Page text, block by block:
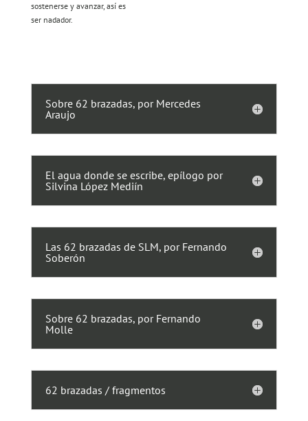
sostenerse y avanzar, así es
ser nadador.
Sobre 62 brazadas, por Mercedes
Araujo
El agua donde se escribe, epílogo por
Silvina López Mediín
Las 62 brazadas de SLM, por Fernando
Soberón
Sobre 62 brazadas, por Fernando
Molle
62 brazadas / fragmentos